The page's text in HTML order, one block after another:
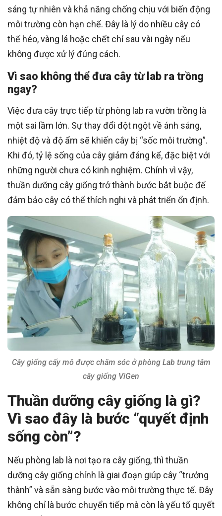
sáng tự nhiên và khả năng chống chịu với biến động
môi trường còn hạn chế. Đây là lý do nhiều cây có
thể héo, vàng lá hoặc chết chỉ sau vài ngày nếu
không được xử lý đúng cách.
Vì sao không thể đưa cây từ lab ra trồng
ngay?
Việc đưa cây trực tiếp từ phòng lab ra vườn trồng là
một sai lầm lớn. Sự thay đổi đột ngột về ánh sáng,
nhiệt độ và độ ẩm sẽ khiến cây bị “sốc môi trường”.
Khi đó, tỷ lệ sống của cây giảm đáng kể, đặc biệt với
những người chưa có kinh nghiệm. Chính vì vậy,
thuần dưỡng cây giống trở thành bước bắt buộc để
đảm bảo cây có thể thích nghi và phát triển ổn định.
Cây giống cấy mô được chăm sóc ở phòng Lab trung tâm
cây giống ViGen
Thuần dưỡng cây giống là gì?
Vì sao đây là bước “quyết định
sống còn”?
Nếu phòng lab là nơi tạo ra cây giống, thì thuần
dưỡng cây giống chính là giai đoạn giúp cây “trưởng
thành” và sẵn sàng bước vào môi trường thực tế. Đây
không chỉ là bước chuyển tiếp mà còn là yếu tố quyết